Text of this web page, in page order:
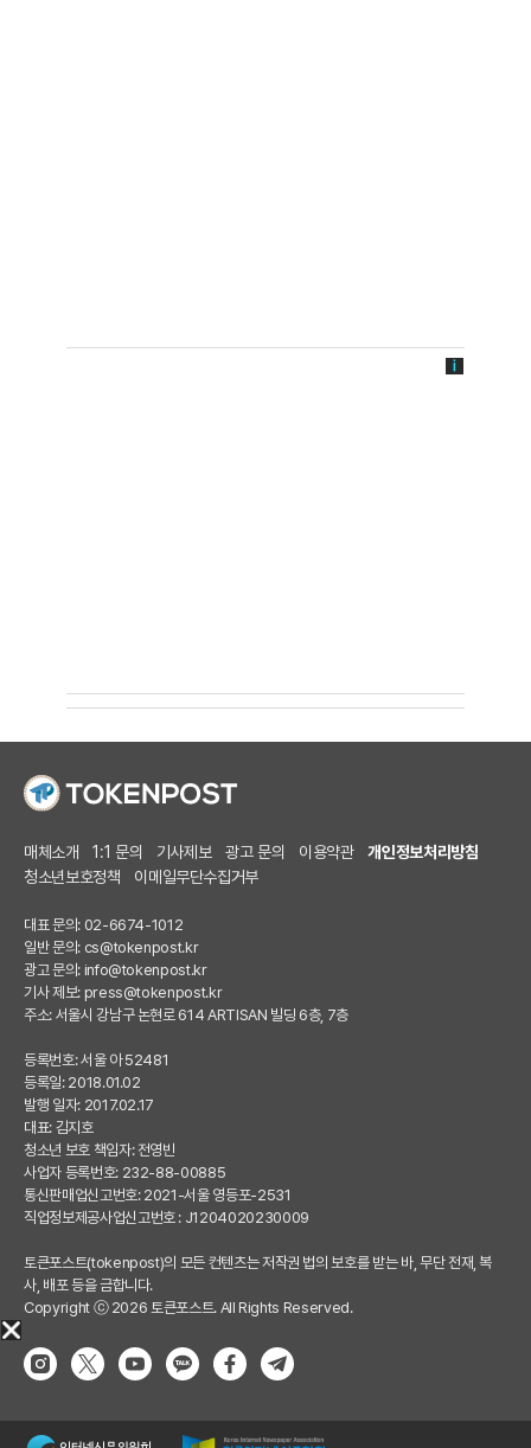
매체소개 1:1 문의 기사제보 광고 문의 이용약관
개인정보처리방침
청소년보호정책
이메일무단수집거부
대표 문의: 02-6674-1012
일반 문의: cs@tokenpost.kr
광고 문의: info@tokenpost.kr
기사 제보: press@tokenpost.kr
주소: 서울시 강남구 논현로 614 ARTISAN 빌딩 6층, 7층
등록번호: 서울 아 52481
등록일: 2018.01.02
발행 일자: 2017.02.17
대표: 김지호
청소년 보호 책임자: 전영빈
사업자 등록번호: 232-88-00885
통신판매업신고번호: 2021-서울 영등포-2531
직업정보제공사업신고번호 : J1204020230009
토큰포스트(tokenpost)의 모든 컨텐츠는 저작권 법의 보호를 받는 바, 무단 전재, 복
사, 배포 등을 금합니다.
Copyright ⓒ 2026 토큰포스트. All Rights Reserved.